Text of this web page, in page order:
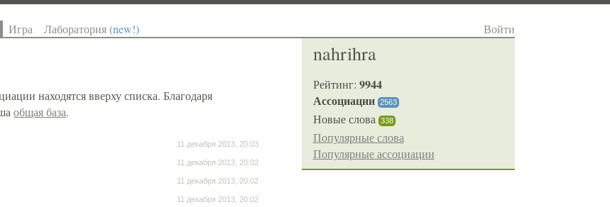
Игра Лаборатория(new!) Войти
находятся вверху списка. Благодаря
общая база.
11 декабря 2013, 20:03
11 декабря 2013, 20:02
11 декабря 2013, 20:02
11 декабря 2013, 20:02
nahrihra
Рейтинг: 9944
Ассоциации
2563
Новые слова 338
Популярные слова
Популярные ассоциации